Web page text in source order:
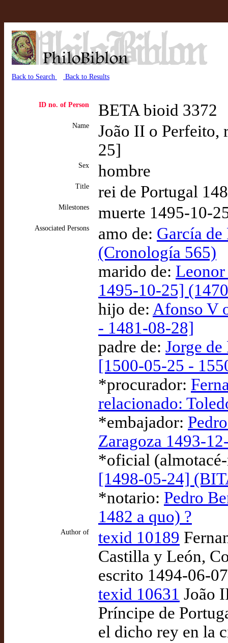
Back to Search Back to Results
ID no. of Person BETA bioid 3372
Name
João II o Perfeito,
25]
Sex hombre
Title rei de Portugal
Milestones muerte 1495-10-
Associated Persons amo de: García de
(Cronología 565)
marido de:
1495-10-25]
hijo de: Afonso V
- 1481-08-28]
padre de: Jorge
[1500-05-25 -
*procurador:
relacionado:
*embajador:
Zaragoza 1493-
*oficial
[1498-05-24]
*notario: Pedro
1482 a quo) ?
Author of texid 10189
Castilla y León,
escrito 1494-06-
texid 10631 João
Príncipe de
el dicho rey en la